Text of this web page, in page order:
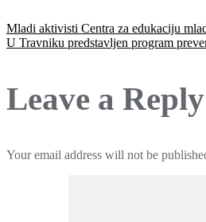
Mladi aktivisti Centra za edukaciju
U Travniku predstavljen program
Leave a Reply
Your email address will not be